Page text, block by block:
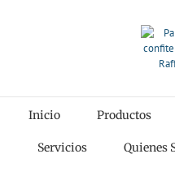
Inicio Productos
Servicios Quienes